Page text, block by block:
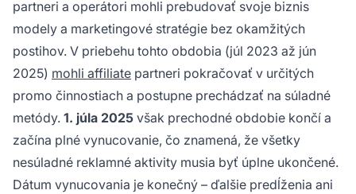
partneri a operátori mohli prebudovať svoje biznis
modely a marketingové stratégie bez okamžitých
postihov. V priebehu tohto obdobia (júl 2023 až jún
2025) mohli affiliate partneri pokračovať v určitých
promo činnostiach a postupne prechádzať na súladné
metódy. 1. júla 2025 však prechodné obdobie končí a
začína plné vynucovanie, čo znamená, že všetky
nesúladné reklamné aktivity musia byť úplne ukončené.
Dátum vynucovania je konečný – ďalšie predĺženia ani